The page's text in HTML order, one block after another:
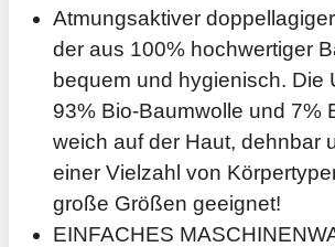
Atmungsaktiver
der aus 100% hochwertiger
bequem und hygienisch. Die
93% Bio-Baumwolle und 7%
weich auf der Haut, dehnbar
einer Vielzahl von
große Größen geeignet!
EINFACHES